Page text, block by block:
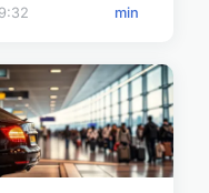
min